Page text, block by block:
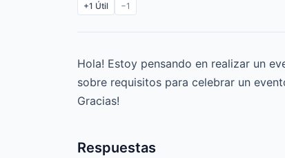
+1 Útil −1
Hola! Estoy pensando en realizar un
sobre requisitos para celebrar un
Gracias!
Respuestas